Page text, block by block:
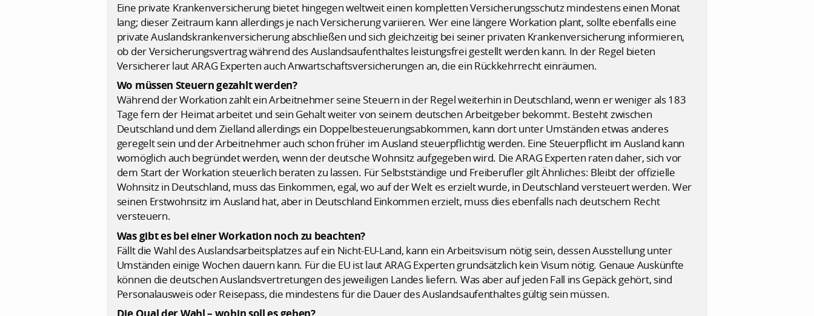
Eine private Krankenversicherung bietet hingegen weltweit einen kompletten Versicherungsschutz mindestens einen Monat
lang; dieser Zeitraum kann allerdings je nach Versicherung variieren. Wer eine längere Workation plant, sollte ebenfalls eine
private Auslandskrankenversicherung abschließen und sich gleichzeitig bei seiner privaten Krankenversicherung informieren,
ob der Versicherungsvertrag während des Auslandsaufenthaltes leistungsfrei gestellt werden kann. In der Regel bieten
Versicherer laut ARAG Experten auch Anwartschaftsversicherungen an, die ein Rückkehrrecht einräumen.
Wo müssen Steuern gezahlt werden?
Während der Workation zahlt ein Arbeitnehmer seine Steuern in der Regel weiterhin in Deutschland, wenn er weniger als 183
Tage fern der Heimat arbeitet und sein Gehalt weiter von seinem deutschen Arbeitgeber bekommt. Besteht zwischen
Deutschland und dem Zielland allerdings ein Doppelbesteuerungsabkommen, kann dort unter Umständen etwas anderes
geregelt sein und der Arbeitnehmer auch schon früher im Ausland steuerpflichtig werden. Eine Steuerpflicht im Ausland kann
womöglich auch begründet werden, wenn der deutsche Wohnsitz aufgegeben wird. Die ARAG Experten raten daher, sich vor
dem Start der Workation steuerlich beraten zu lassen. Für Selbstständige und Freiberufler gilt Ähnliches: Bleibt der offizielle
Wohnsitz in Deutschland, muss das Einkommen, egal, wo auf der Welt es erzielt wurde, in Deutschland versteuert werden. Wer
seinen Erstwohnsitz im Ausland hat, aber in Deutschland Einkommen erzielt, muss dies ebenfalls nach deutschem Recht
versteuern.
Was gibt es bei einer Workation noch zu beachten?
Fällt die Wahl des Auslandsarbeitsplatzes auf ein Nicht-EU-Land, kann ein Arbeitsvisum nötig sein, dessen Ausstellung unter
Umständen einige Wochen dauern kann. Für die EU ist laut ARAG Experten grundsätzlich kein Visum nötig. Genaue Auskünfte
können die deutschen Auslandsvertretungen des jeweiligen Landes liefern. Was aber auf jeden Fall ins Gepäck gehört, sind
Personalausweis oder Reisepass, die mindestens für die Dauer des Auslandsaufenthaltes gültig sein müssen.